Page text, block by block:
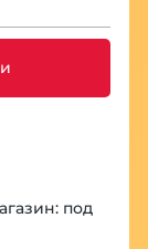
под